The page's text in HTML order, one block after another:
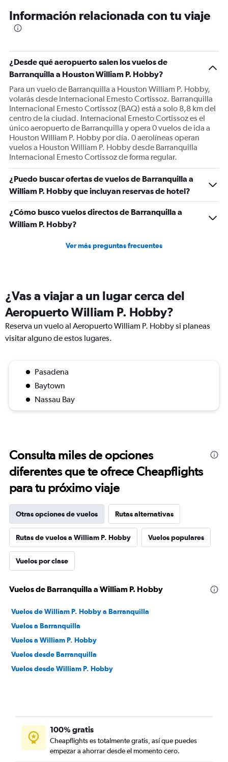
categories.
The
Y
axis
displaying
values.
Range:
0
to
900.
Información relacionada con tu viaje
¿Desde qué aeropuerto salen los vuelos de
Barranquilla a Houston William P. Hobby?
Para un vuelo de Barranquilla a Houston William P. Hobby,
volarás desde Internacional Ernesto Cortissoz. Barranquilla
Internacional Ernesto Cortissoz (BAQ) está a solo 8,8 km del
centro de la ciudad. Internacional Ernesto Cortissoz es el
único aeropuerto de Barranquilla y opera 0 vuelos de ida a
Houston William P. Hobby por día. 0 aerolíneas operan
vuelos a Houston William P. Hobby desde Barranquilla
Internacional Ernesto Cortissoz de forma regular.
¿Puedo buscar ofertas de vuelos de Barranquilla a
William P. Hobby que incluyan reservas de hotel?
¿Cómo busco vuelos directos de Barranquilla a
William P. Hobby?
Ver más preguntas frecuentes
¿Vas a viajar a un lugar cerca del
Aeropuerto William P. Hobby?
Reserva un vuelo al Aeropuerto William P. Hobby si planeas
visitar alguno de estos lugares.
Pasadena
Baytown
Nassau Bay
Consulta miles de opciones
diferentes que te ofrece Cheapflights
para tu próximo viaje
Otras opciones de vuelos Rutas alternativas
Rutas de vuelos a William P. Hobby Vuelos populares
Vuelos por clase
Vuelos de Barranquilla a William P. Hobby
Vuelos de William P. Hobby a Barranquilla
Vuelos a Barranquilla
Vuelos a William P. Hobby
Vuelos desde Barranquilla
Vuelos desde William P. Hobby
100% gratis
Cheapflights es totalmente gratis, así que puedes
empezar a ahorrar desde el momento cero.